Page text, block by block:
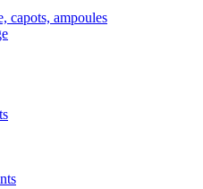
capots, ampoules